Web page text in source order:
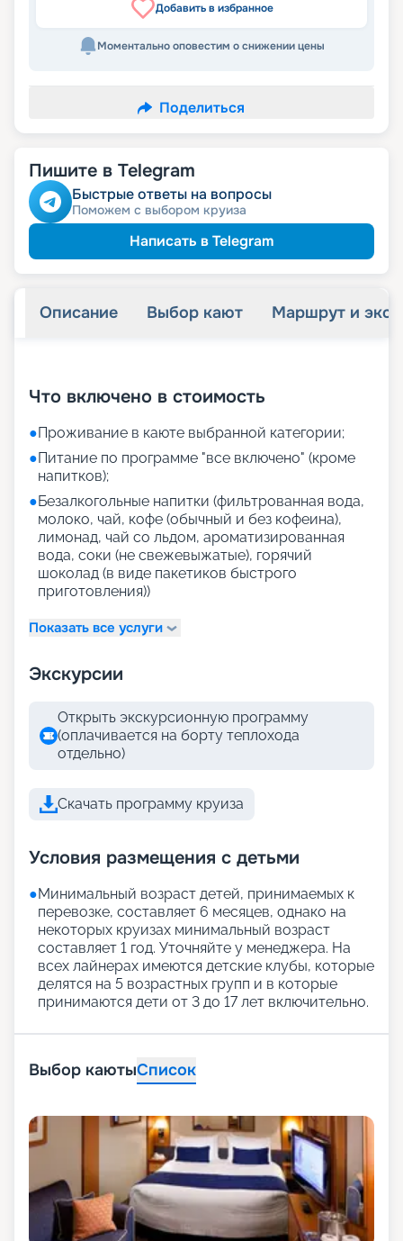
Добавить в избранное
Моментально оповестим о снижении цены
Поделиться
Пишите в Telegram
Быстрые ответы на вопросы
Поможем с выбором круиза
Написать в Telegram
Описание Выбор кают Маршрут и
Что включено в стоимость
●Проживание в каюте выбранной категории;
●Питание по программе "все включено" (кроме
напитков);
●Безалкогольные напитки (фильтрованная вода,
молоко, чай, кофе (обычный и без кофеина),
лимонад, чай со льдом, ароматизированная
вода, соки (не свежевыжатые), горячий
шоколад (в виде пакетиков быстрого
приготовления))
Показать все услуги
Экскурсии
Открыть экскурсионную программу
(оплачивается на борту теплохода
отдельно)
Скачать программу круиза
Условия размещения с детьми
●Минимальный возраст детей, принимаемых к
перевозке, составляет 6 месяцев, однако на
некоторых круизах минимальный возраст
составляет 1 год. Уточняйте у менеджера. На
всех лайнерах имеются детские клубы, которые
делятся на 5 возрастных групп и в которые
принимаются дети от 3 до 17 лет включительно.
Выбор каютыСписок